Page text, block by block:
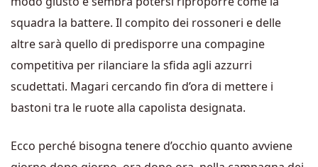
squadra la battere. Il compito dei rossoneri e delle
altre sarà quello di predisporre una compagine
competitiva per rilanciare la sfida agli azzurri
scudettati. Magari cercando fin d’ora di mettere i
bastoni tra le ruote alla capolista designata.
Ecco perché bisogna tenere d’occhio quanto avviene